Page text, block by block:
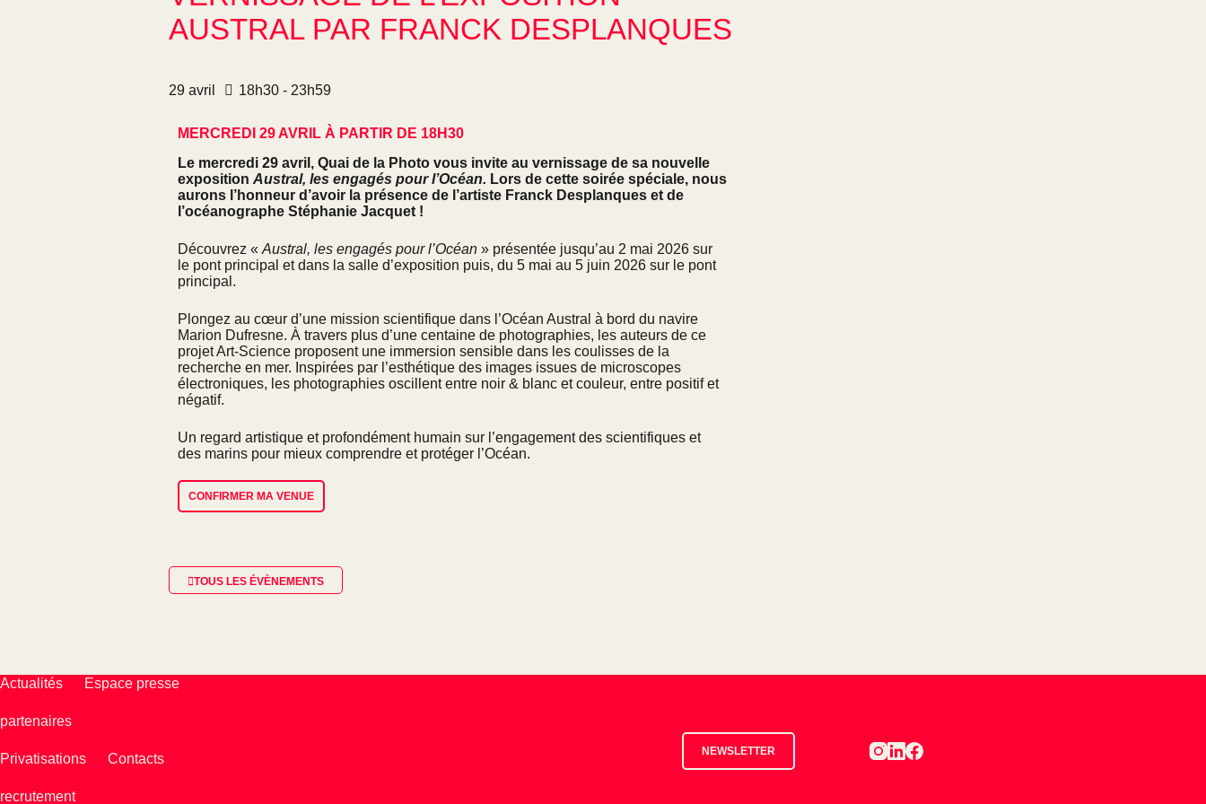
AUSTRAL PAR FRANCK DESPLANQUES
29 avril 18h30 - 23h59
MERCREDI 29 AVRIL À PARTIR DE 18H30
Le mercredi 29 avril, Quai de la Photo vous invite au vernissage de sa nouvelle
exposition Austral, les engagés pour l’Océan. Lors de cette soirée spéciale, nous
aurons l’honneur d’avoir la présence de l’artiste Franck Desplanques et de
l’océanographe Stéphanie Jacquet !
Découvrez « Austral, les engagés pour l’Océan » présentée jusqu’au 2 mai 2026 sur
le pont principal et dans la salle d’exposition puis, du 5 mai au 5 juin 2026 sur le pont
principal.
Plongez au cœur d’une mission scientifique dans l’Océan Austral à bord du navire
Marion Dufresne. À travers plus d’une centaine de photographies, les auteurs de ce
projet Art-Science proposent une immersion sensible dans les coulisses de la
recherche en mer. Inspirées par l’esthétique des images issues de microscopes
électroniques, les photographies oscillent entre noir & blanc et couleur, entre positif et
négatif.
Un regard artistique et profondément humain sur l’engagement des scientifiques et
des marins pour mieux comprendre et protéger l’Océan.
CONFIRMER MA VENUE
TOUS LES ÉVÈNEMENTS
Actualités Espace presse
partenaires
Privatisations Contacts
recrutement
NEWSLETTER